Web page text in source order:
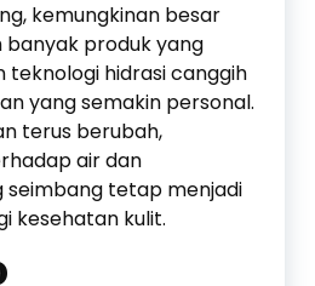
kemungkinan besar
banyak produk yang
teknologi hidrasi canggih
yang semakin personal.
terus berubah,
air dan
seimbang tetap menjadi
kesehatan kulit.